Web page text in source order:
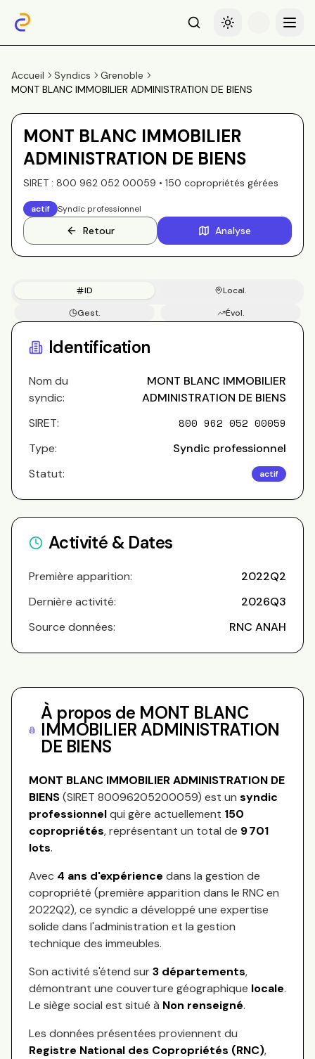
RechercheBasculer le thème
Menu
Accueil Syndics
Grenoble
MONT BLANC IMMOBILIER ADMINISTRATION DE BIENS
MONT BLANC IMMOBILIER
ADMINISTRATION DE BIENS
SIRET : 800 962 052 00059 • 150 copropriétés gérées
actif Syndic professionnel
Retour Analyse
ID
Local.
Gest.
Évol.
Identification
Nom du
syndic:
MONT BLANC IMMOBILIER
ADMINISTRATION DE BIENS
SIRET:
800 962 052 00059
Type:
Syndic professionnel
Statut:
actif
Activité & Dates
Première apparition:
2022Q2
Dernière activité:
2026Q3
Source données:
RNC ANAH
À propos de MONT BLANC
IMMOBILIER ADMINISTRATION
DE BIENS
MONT BLANC IMMOBILIER ADMINISTRATION DE
BIENS(SIRET 80096205200059) est un syndic
professionnelqui gère actuellement 150
copropriétés, représentant un total de 9 701
lots.
Avec 4 ans d'expérience dans la gestion de
copropriété (première apparition dans le RNC en
2022Q2), ce syndic a développé une expertise
solide dans l'administration et la gestion
technique des immeubles.
Son activité s'étend sur3 départements,
démontrant une couverture géographique locale.
Le siège social est situé à Non renseigné.
Les données présentées proviennent du
Registre National des Copropriétés (RNC),